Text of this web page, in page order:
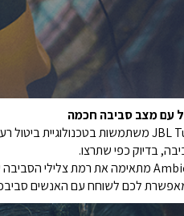
עם מצב סביבה חכמה
בדיוק כפי שתרצו.